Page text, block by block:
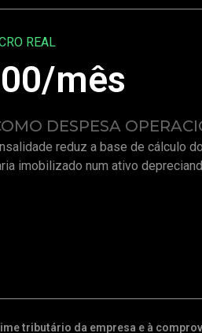
REAL
/mês
DESPESA
reduz a base de cálculo
imobilizado num ativo
tributário da empresa e à